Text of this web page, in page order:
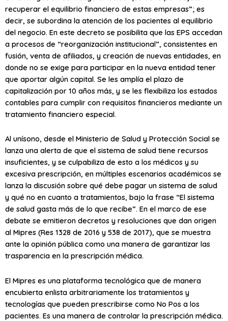
recuperar el equilibrio financiero de estas empresas”; es
decir, se subordina la atención de los pacientes al equilibrio
del negocio. En este decreto se posibilita que las EPS accedan
a procesos de “reorganización institucional”, consistentes en
fusión, venta de afiliados, y creación de nuevas entidades, en
donde no se exige para participar en la nueva entidad tener
que aportar algún capital. Se les amplía el plazo de
capitalización por 10 años más, y se les flexibiliza los estados
contables para cumplir con requisitos financieros mediante un
tratamiento financiero especial.
Al unísono, desde el Ministerio de Salud y Protección Social se
lanza una alerta de que el sistema de salud tiene recursos
insuficientes, y se culpabiliza de esto a los médicos y su
excesiva prescripción, en múltiples escenarios académicos se
lanza la discusión sobre qué debe pagar un sistema de salud
y qué no en cuanto a tratamientos, bajo la frase “El sistema
de salud gasta más de lo que recibe”. En el marco de ese
debate se emitieron decretos y resoluciones que dan origen
al Mipres (Res 1328 de 2016 y 538 de 2017), que se muestra
ante la opinión pública como una manera de garantizar las
trasparencia en la prescripción médica.
El Mipres es una plataforma tecnológica que de manera
encubierta enlista arbitrariamente los tratamientos y
tecnologías que pueden prescribirse como No Pos a los
pacientes. Es una manera de controlar la prescripción médica.